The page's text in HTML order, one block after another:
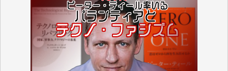
■■■■■■
IWJには、ご寄付・カンパをいただいた方々より、た
くさんの応援のメッセージが届いています。感謝を込
めて、その一部をここにご紹介いたします。